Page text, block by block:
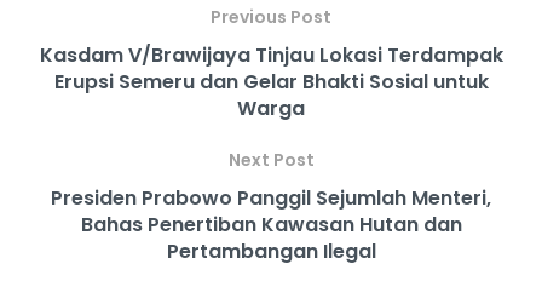
Previous Post
Kasdam V/Brawijaya Tinjau Lokasi Terdampak
Erupsi Semeru dan Gelar Bhakti Sosial untuk
Warga
Next Post
Presiden Prabowo Panggil Sejumlah Menteri,
Bahas Penertiban Kawasan Hutan dan
Pertambangan Ilegal